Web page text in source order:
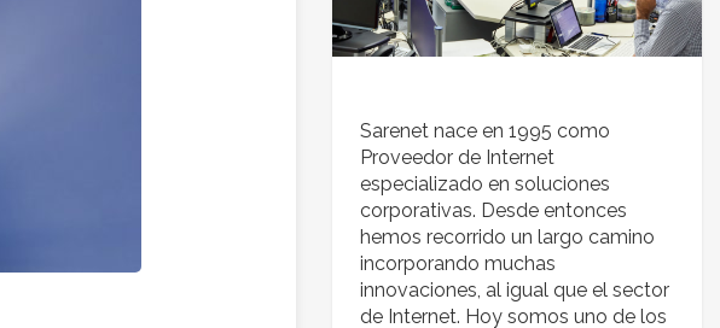
Sarenet nace en 1995 como
Proveedor de Internet
especializado en soluciones
corporativas. Desde entonces
hemos recorrido un largo camino
incorporando muchas
innovaciones, al igual que el sector
de Internet. Hoy somos uno de los